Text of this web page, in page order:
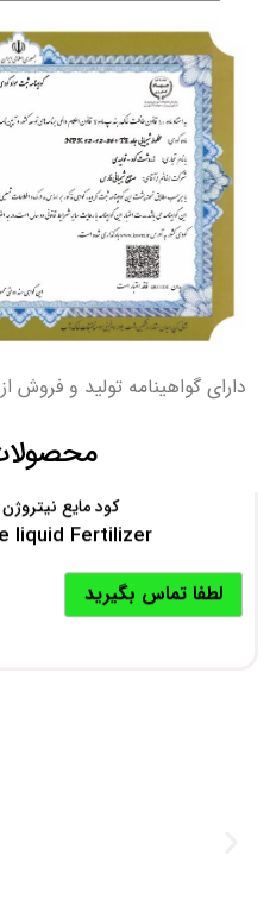
دارای گواهینامه تولید و فروش
کود مایع نیتروژن
liquid Fertilizer
لطفا تماس بگیرید